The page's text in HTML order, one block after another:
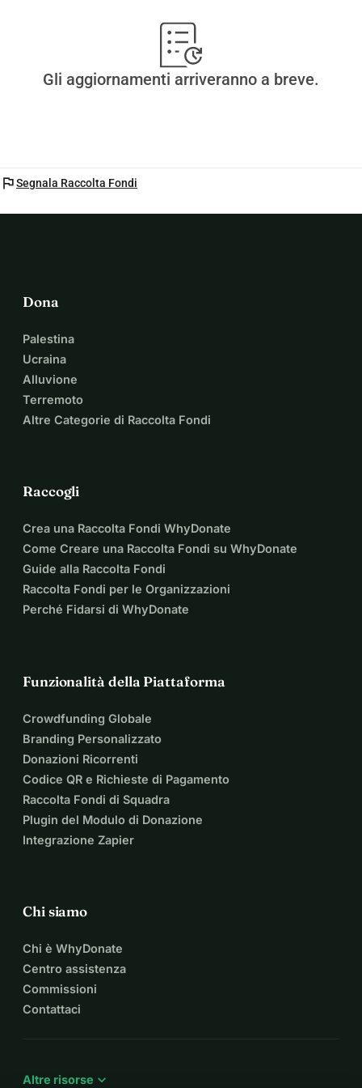
Gli aggiornamenti arriveranno a breve.
flagSegnala Raccolta Fondi
Dona
Palestina
Ucraina
Alluvione
Terremoto
Altre Categorie di Raccolta Fondi
Raccogli
Crea una Raccolta Fondi WhyDonate
Come Creare una Raccolta Fondi su WhyDonate
Guide alla Raccolta Fondi
Raccolta Fondi per le Organizzazioni
Perché Fidarsi di WhyDonate
Funzionalità della Piattaforma
Crowdfunding Globale
Branding Personalizzato
Donazioni Ricorrenti
Codice QR e Richieste di Pagamento
Raccolta Fondi di Squadra
Plugin del Modulo di Donazione
Integrazione Zapier
Chi siamo
Chi è WhyDonate
Centro assistenza
Commissioni
Contattaci
Altre risorse expand_more